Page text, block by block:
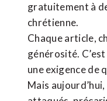
gratuitement à
chrétienne.
Chaque article,
générosité.
une exigence de
Mais